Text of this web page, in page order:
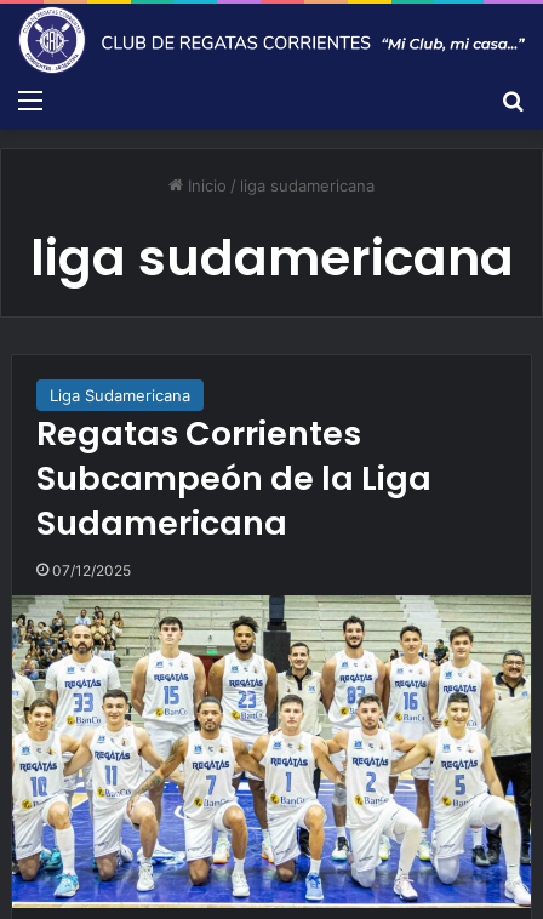
Menú
Inicio / liga sudamericana
liga sudamericana
Liga Sudamericana
Regatas Corrientes
Subcampeón de la Liga
Sudamericana
07/12/2025